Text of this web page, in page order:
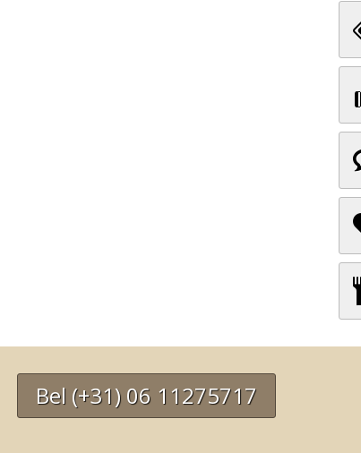
Bel (+31) 06 11275717